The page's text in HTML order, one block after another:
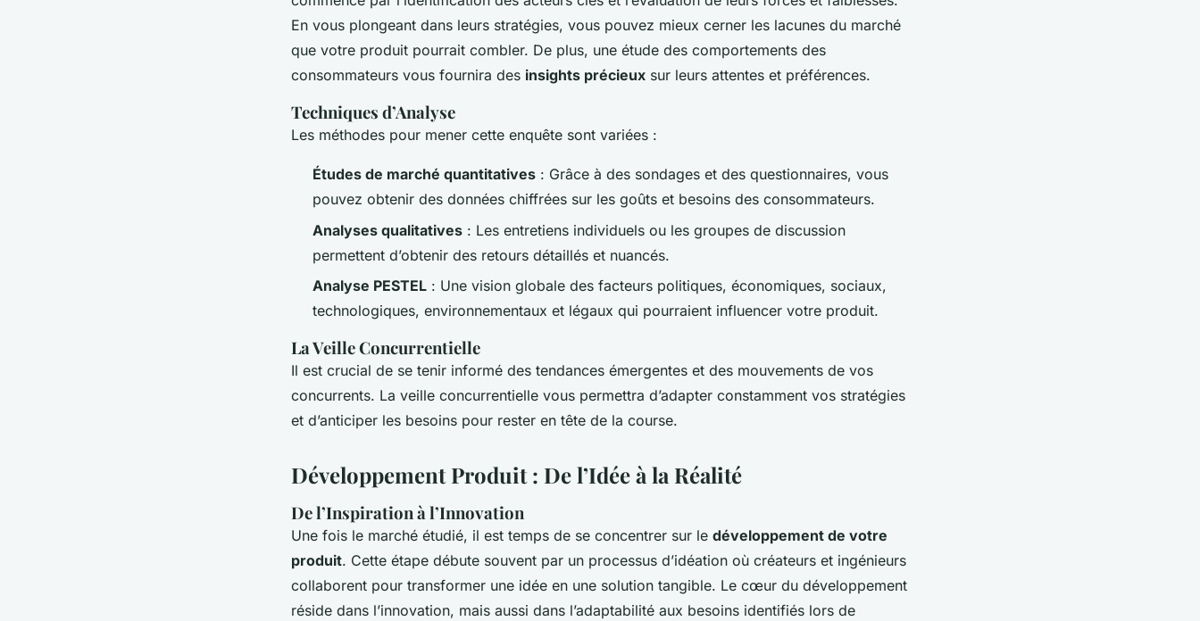
En vous plongeant dans leurs stratégies, vous pouvez mieux cerner les lacunes du marché
que votre produit pourrait combler. De plus, une étude des comportements des
consommateurs vous fournira des insights précieux sur leurs attentes et préférences.
Techniques d’Analyse
Les méthodes pour mener cette enquête sont variées :
Études de marché quantitatives : Grâce à des sondages et des questionnaires, vous
pouvez obtenir des données chiffrées sur les goûts et besoins des consommateurs.
Analyses qualitatives : Les entretiens individuels ou les groupes de discussion
permettent d’obtenir des retours détaillés et nuancés.
Analyse PESTEL : Une vision globale des facteurs politiques, économiques, sociaux,
technologiques, environnementaux et légaux qui pourraient influencer votre produit.
La Veille Concurrentielle
Il est crucial de se tenir informé des tendances émergentes et des mouvements de vos
concurrents. La veille concurrentielle vous permettra d’adapter constamment vos stratégies
et d’anticiper les besoins pour rester en tête de la course.
Développement Produit : De l’Idée à la Réalité
De l’Inspiration à l’Innovation
Une fois le marché étudié, il est temps de se concentrer sur le développement de votre
produit. Cette étape débute souvent par un processus d’idéation où créateurs et ingénieurs
collaborent pour transformer une idée en une solution tangible. Le cœur du développement
réside dans l’innovation, mais aussi dans l’adaptabilité aux besoins identifiés lors de